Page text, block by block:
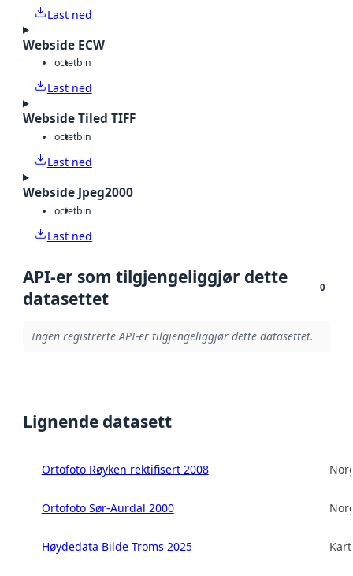
Last ned
Webside ECW
octetbin
Last ned
Webside Tiled TIFF
octetbin
Last ned
Webside Jpeg2000
octetbin
Last ned
API-er som tilgjengeliggjør dette
datasettet
0
Ingen registrerte API-er tilgjengeliggjør dette datasettet.
Lignende datasett
Ortofoto Røyken rektifisert 2008
Ortofoto Sør-Aurdal 2000
Høydedata Bilde Troms 2025